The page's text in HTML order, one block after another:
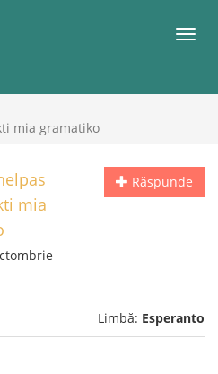
mia gramatiko
Răspunde
mia
Limbă: Esperanto